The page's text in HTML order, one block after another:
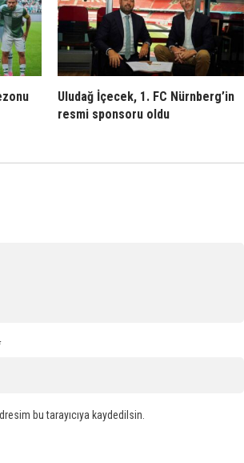
Uludağ İçecek, 1. FC Nürnberg’in
resmi sponsoru oldu
bu tarayıcıya kaydedilsin.